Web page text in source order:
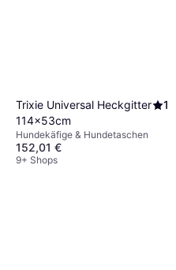
Trixie Universal Heckgitter
114x53cm
1
Hundekäfige & Hundetaschen
152,01 €
9+ Shops